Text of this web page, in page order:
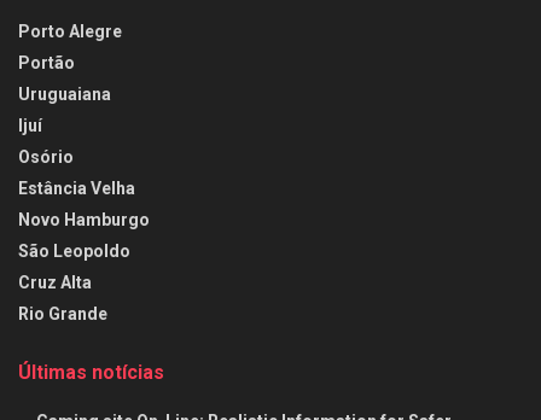
Porto Alegre
Portão
Uruguaiana
Ijuí
Osório
Estância Velha
Novo Hamburgo
São Leopoldo
Cruz Alta
Rio Grande
Últimas notícias